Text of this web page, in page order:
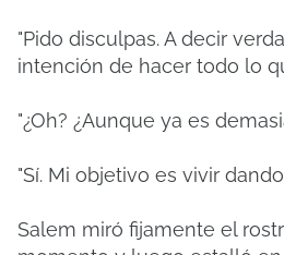
"Pido disculpas. A decir
intención de hacer todo lo
"¿Oh? ¿Aunque ya es
"Sí. Mi objetivo es vivir
Salem miró fijamente el